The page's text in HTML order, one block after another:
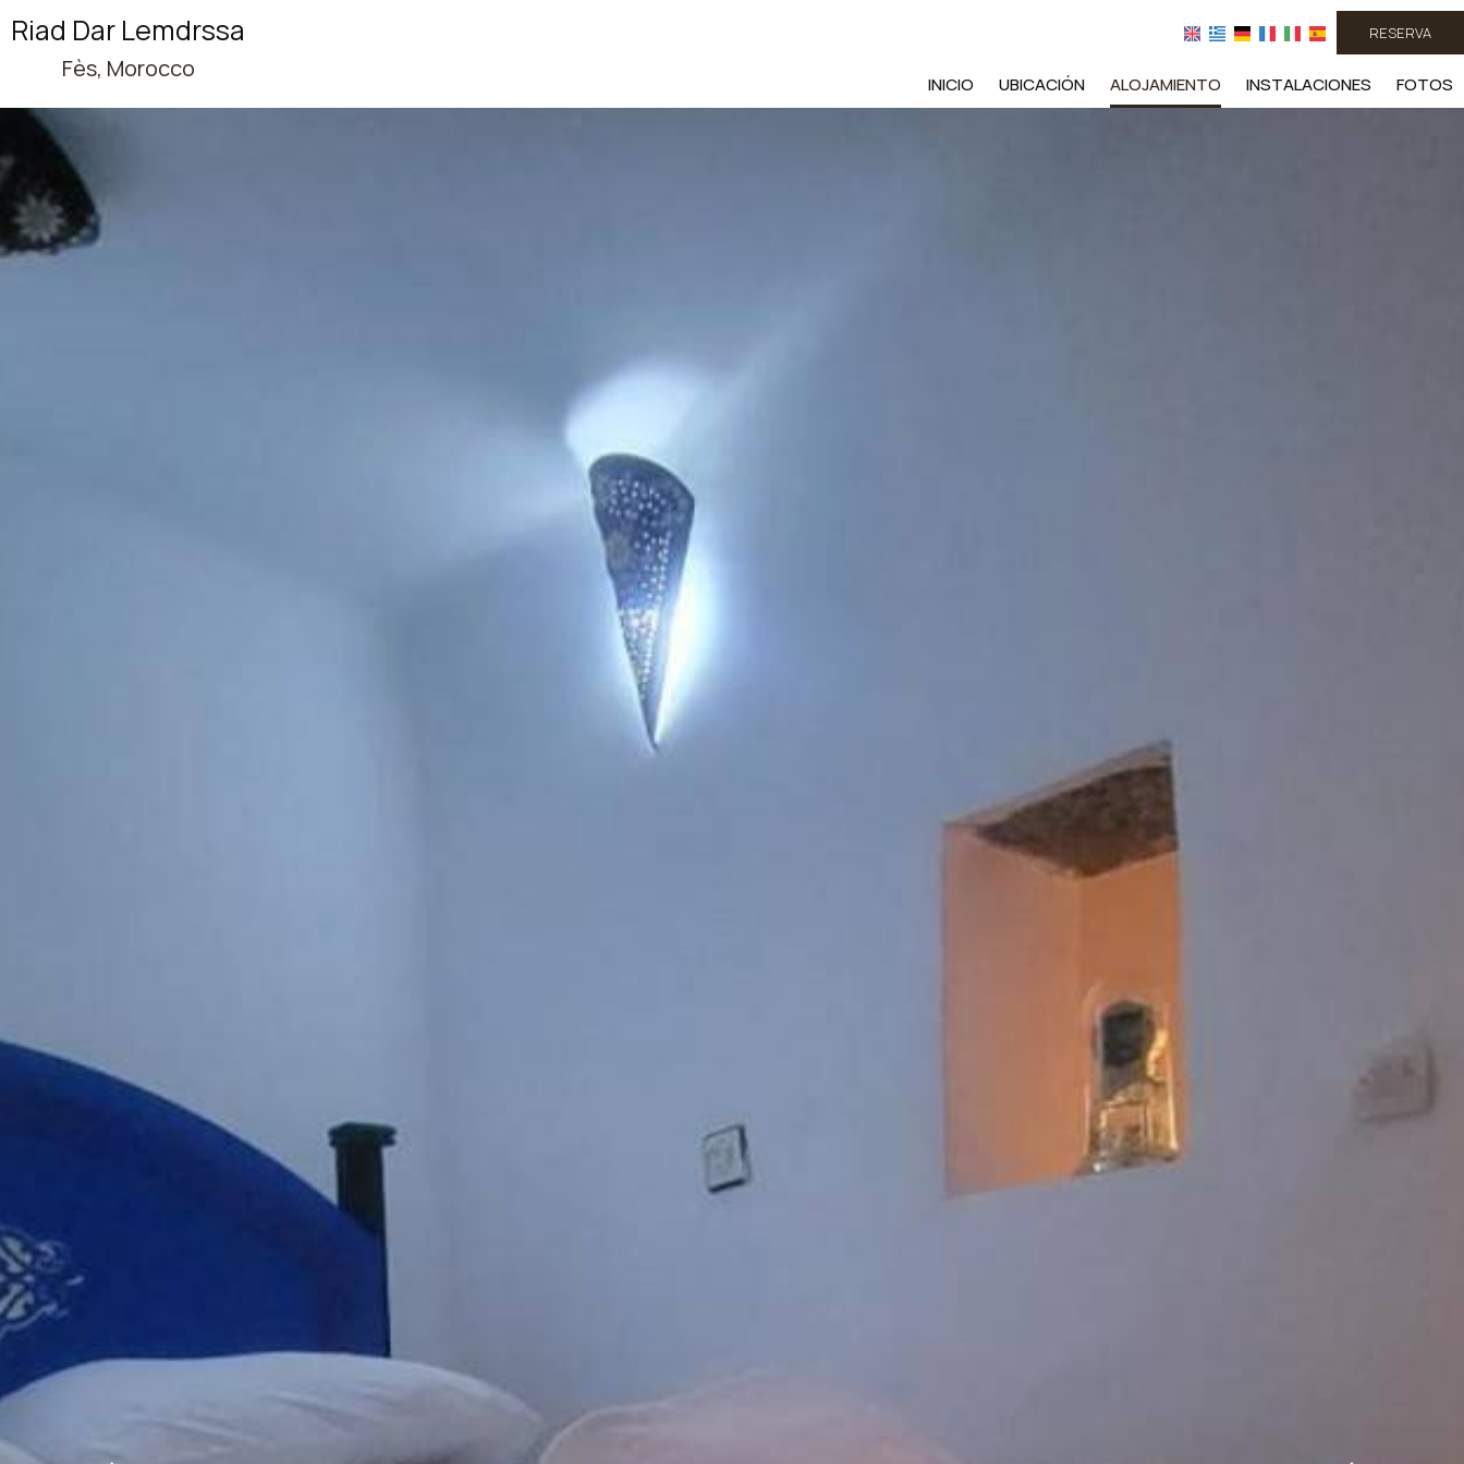
Riad Dar Lemdrssa
Fès, Morocco
RESERVA
INICIO UBICACIÓN ALOJAMIENTO INSTALACIONES FOTOS